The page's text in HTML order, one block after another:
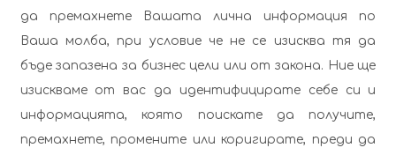
да премахнете Вашата лична информация по
Ваша молба, при условие че не се изисква тя да
бъде запазена за бизнес цели или от закона. Ние ще
изискваме от вас да идентифицирате себе си и
информацията, която поискате да получите,
премахнете, промените или коригирате, преди да